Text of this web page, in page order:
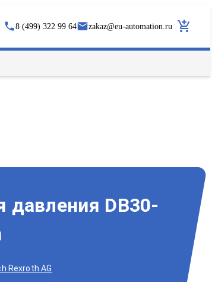
8 (499) 322 99 64 zakaz@eu-automation.ru
давления DB30-
Rexroth AG